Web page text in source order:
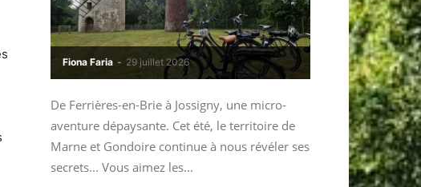
Fiona Faria - 29 juillet 2026
De Ferrières-en-Brie à Jossigny, une micro-
aventure dépaysante. Cet été, le territoire de
Marne et Gondoire continue à nous révéler ses
secrets... Vous aimez les...